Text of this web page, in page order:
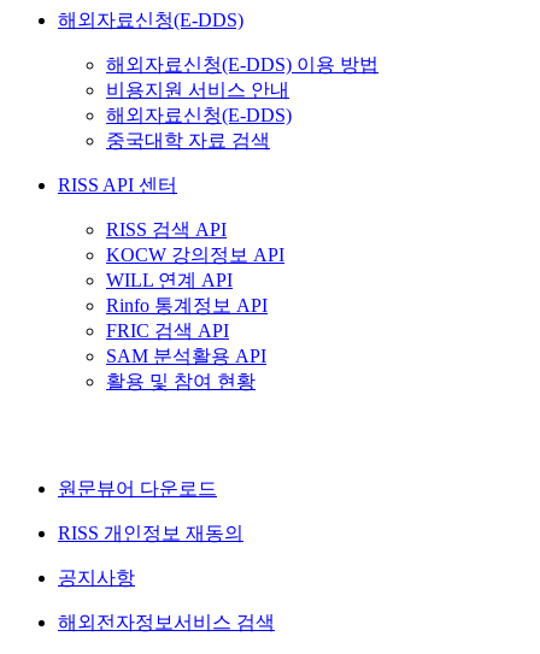
해외자료신청(E-DDS)
해외자료신청(E-DDS) 이용 방법
비용지원 서비스 안내
해외자료신청(E-DDS)
중국대학 자료 검색
RISS API 센터
RISS 검색 API
KOCW 강의정보 API
WILL 연계 API
Rinfo 통계정보 API
FRIC 검색 API
SAM 분석활용 API
활용 및 참여 현황
원문뷰어 다운로드
RISS 개인정보 재동의
공지사항
해외전자정보서비스 검색